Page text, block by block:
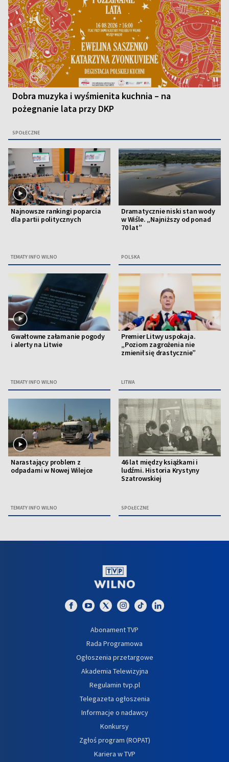
Dobra muzyka i wyśmienita kuchnia – na
pożegnanie lata przy DKP
SPOŁECZNE
Najnowsze rankingi poparcia
dla partii politycznych
TEMATY INFO WILNO
Dramatycznie niski stan wody
w Wiśle. „Najniższy od ponad
70 lat”
POLSKA
Gwałtowne załamanie pogody
i alerty na Litwie
TEMATY INFO WILNO
Premier Litwy uspokaja.
„Poziom zagrożenia nie
zmienił się drastycznie”
LITWA
Narastający problem z
odpadami w Nowej Wilejce
TEMATY INFO WILNO
46 lat między książkami i
ludźmi. Historia Krystyny
Szatrowskiej
SPOŁECZNE
Abonament TVP
Rada Programowa
Ogłoszenia przetargowe
Akademia Telewizyjna
Regulamin tvp.pl
Telegazeta ogłoszenia
Informacje o nadawcy
Konkursy
Zgłoś program (ROPAT)
Kariera w TVP